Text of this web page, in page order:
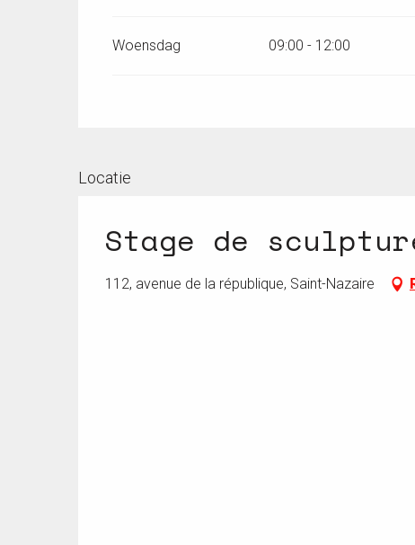
Woensdag 09:00 - 12:00
Locatie
Stage de
112, avenue de la république, Saint-Nazaire